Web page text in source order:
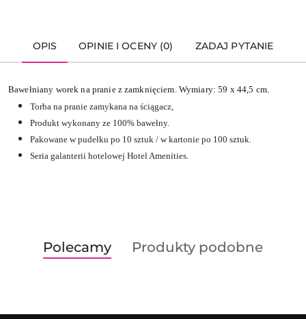
OPIS OPINIE I OCENY (0) ZADAJ PYTANIE
Bawełniany worek na pranie z zamknięciem. Wymiary: 59 x 44,5 cm.
Torba na pranie zamykana na ściągacz,
Produkt wykonany ze 100% bawełny.
Pakowane w pudełku po 10 sztuk / w kartonie po 1 00 sztuk.
Seria galanterii hotelowej Hotel Amenities.
Pomiń karuzelę produktów
Produkty
o
Polecamy
Produkty
Produkty podobne